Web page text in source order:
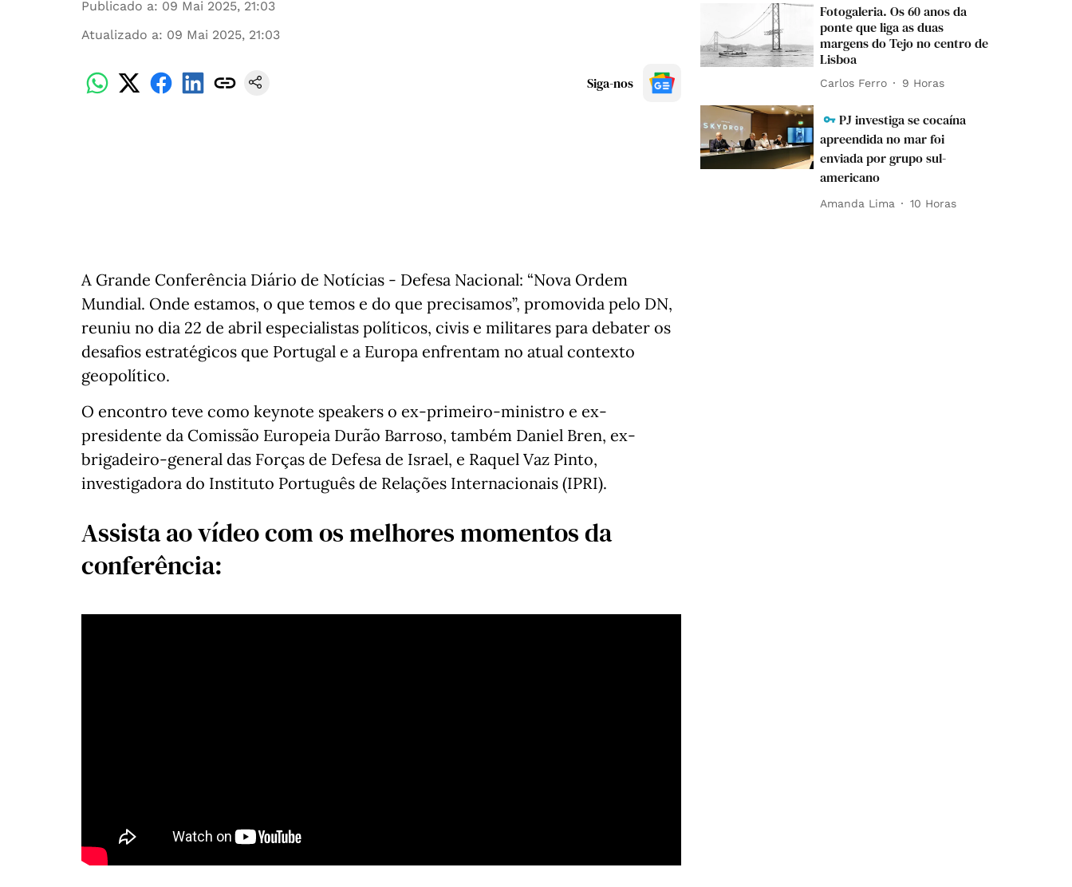
Publicado a: 09 Mai 2025, 21:03
Atualizado a: 09 Mai 2025, 21:03
Siga-nos
A Grande Conferência Diário de Notícias - Defesa Nacional: “Nova Ordem
Mundial. Onde estamos, o que temos e do que precisamos”, promovida pelo DN,
reuniu no dia 22 de abril especialistas políticos, civis e militares para debater os
desafios estratégicos que Portugal e a Europa enfrentam no atual contexto
geopolítico.
O encontro teve como keynote speakers o ex-primeiro-ministro e ex-
presidente da Comissão Europeia Durão Barroso, também Daniel Bren, ex-
brigadeiro-general das Forças de Defesa de Israel, e Raquel Vaz Pinto,
investigadora do Instituto Português de Relações Internacionais (IPRI).
Assista ao vídeo com os melhores momentos da
conferência:
Fotogaleria. Os 60 anos da
ponte que liga as duas
margens do Tejo no centro de
Lisboa
Carlos Ferro 9 Horas
PJ investiga se cocaína
apreendida no mar foi
enviada por grupo sul-
americano
Amanda Lima 10 Horas